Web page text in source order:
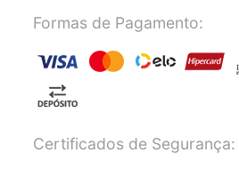
Formas de Pagamento:
Certificados de Segurança: